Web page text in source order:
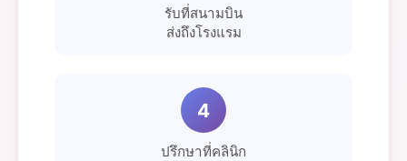
รับที่สนามบิน
ส่งถึงโรงแรม
4
ปรึกษาที่คลินิก